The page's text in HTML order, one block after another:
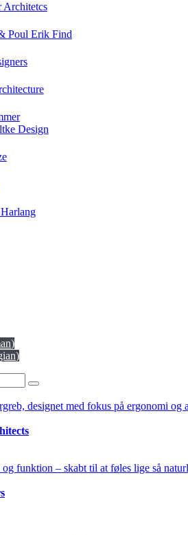
Architetcs
Poul Erik Find
Design
)
)
designet med fokus på ergonomi og
funktion – skabt til at føles lige så